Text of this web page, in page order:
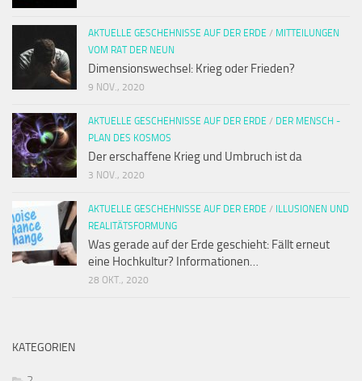
AKTUELLE GESCHEHNISSE AUF DER ERDE / MITTEILUNGEN
VOM RAT DER NEUN
Dimensionswechsel: Krieg oder Frieden?
9 NOV., 2020
AKTUELLE GESCHEHNISSE AUF DER ERDE / DER MENSCH -
PLAN DES KOSMOS
Der erschaffene Krieg und Umbruch ist da
3 NOV., 2020
AKTUELLE GESCHEHNISSE AUF DER ERDE /
ILLUSIONEN UND
REALITÄTSFORMUNG
Was gerade auf der Erde geschieht: Fällt erneut
eine Hochkultur? Informationen…
28 OKT., 2020
KATEGORIEN